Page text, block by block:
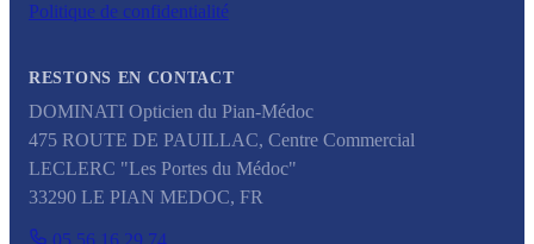
Politique de confidentialité
RESTONS EN CONTACT
DOMINATI Opticien du Pian-Médoc
475 ROUTE DE PAUILLAC, Centre Commercial
LECLERC "Les Portes du Médoc"
33290 LE PIAN MEDOC, FR
05.56.16.29.74